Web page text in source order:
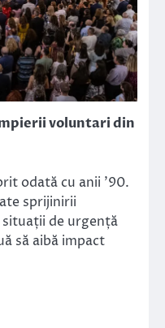
voluntari din
odată cu anii ’90.
sprijinirii
de urgență
să aibă impact